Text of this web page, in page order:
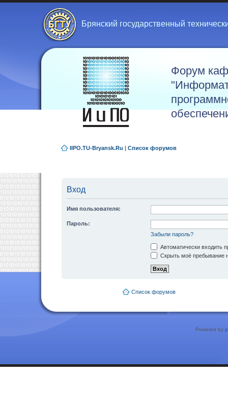
Брянский государственный
Форум
IIPO.TU-Bryansk.Ru | Список форумов
Вход
Имя пользователя:
Пароль:
Забыли пароль?
Автоматически входить
Скрыть моё пребывание
Список форумов
Powered by